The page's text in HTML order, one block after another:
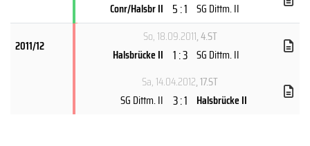
Conr/Halsbr II 5 : 1 SG Dittm. II
2011/12
So, 18.09.2011, 4.ST
Halsbrücke II 1 : 3 SG Dittm. II
Sa, 14.04.2012, 17.ST
SG Dittm. II 3 : 1 Halsbrücke II